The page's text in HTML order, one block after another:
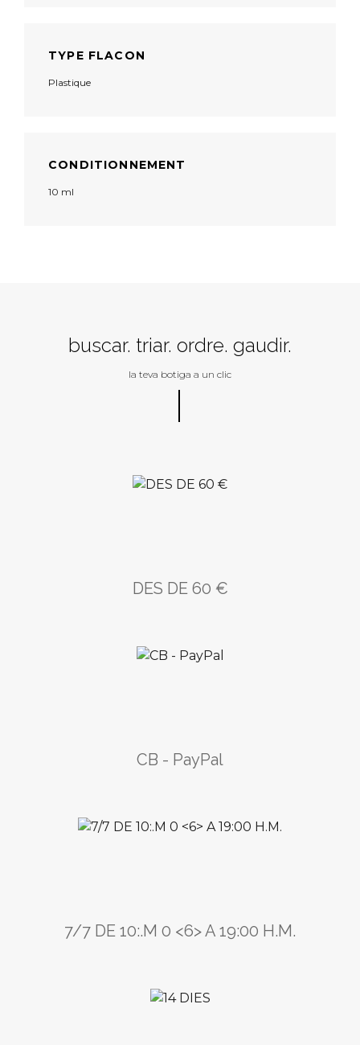
TYPE FLACON
Plastique
CONDITIONNEMENT
10 ml
buscar. triar. ordre. gaudir.
la teva botiga a un clic
DES DE 60 €
CB - PayPal
7/7 DE 10:.M 0 <6> A 19:00 H.M.